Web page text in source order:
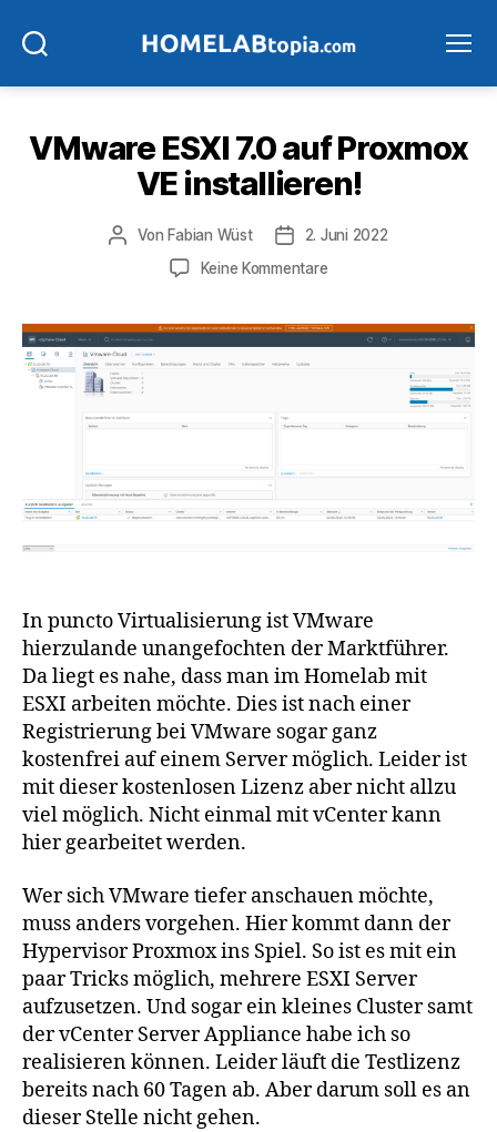
VMware ESXI 7.0 auf Proxmox
VE installieren!
Beitragsautor
Von Fabian Wüst Veröffentlichungsdatum
2. Juni 2022
Keine Kommentarezu
7.0
auf
In puncto Virtualisierung ist VMware
hierzulande unangefochten der Marktführer.
Da liegt es nahe, dass man im Homelab mit
ESXI arbeiten möchte. Dies ist nach einer
Registrierung bei VMware sogar ganz
kostenfrei auf einem Server möglich. Leider ist
mit dieser kostenlosen Lizenz aber nicht allzu
viel möglich. Nicht einmal mit vCenter kann
hier gearbeitet werden.
Wer sich VMware tiefer anschauen möchte,
muss anders vorgehen. Hier kommt dann der
Hypervisor Proxmox ins Spiel. So ist es mit ein
paar Tricks möglich, mehrere ESXI Server
aufzusetzen. Und sogar ein kleines Cluster samt
der vCenter Server Appliance habe ich so
realisieren können. Leider läuft die Testlizenz
bereits nach 60 Tagen ab. Aber darum soll es an
dieser Stelle nicht gehen.